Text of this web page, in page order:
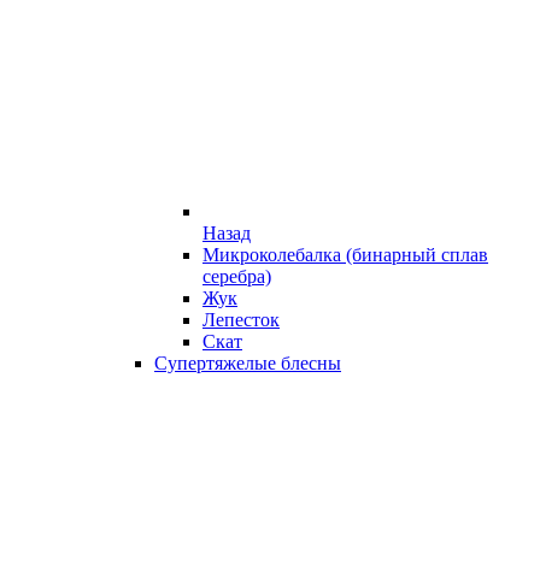
Назад
Микроколебалка (бинарный сплав
серебра)
Жук
Лепесток
Скат
Супертяжелые блесны